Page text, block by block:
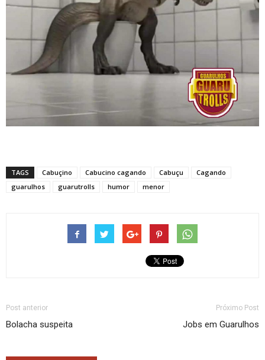
TAGS Cabuçino Cabucino cagando Cabuçu
Cagando
guarulhos
guarutrolls humor menor
Post anterior
Bolacha suspeita
Próximo Post
Jobs em Guarulhos